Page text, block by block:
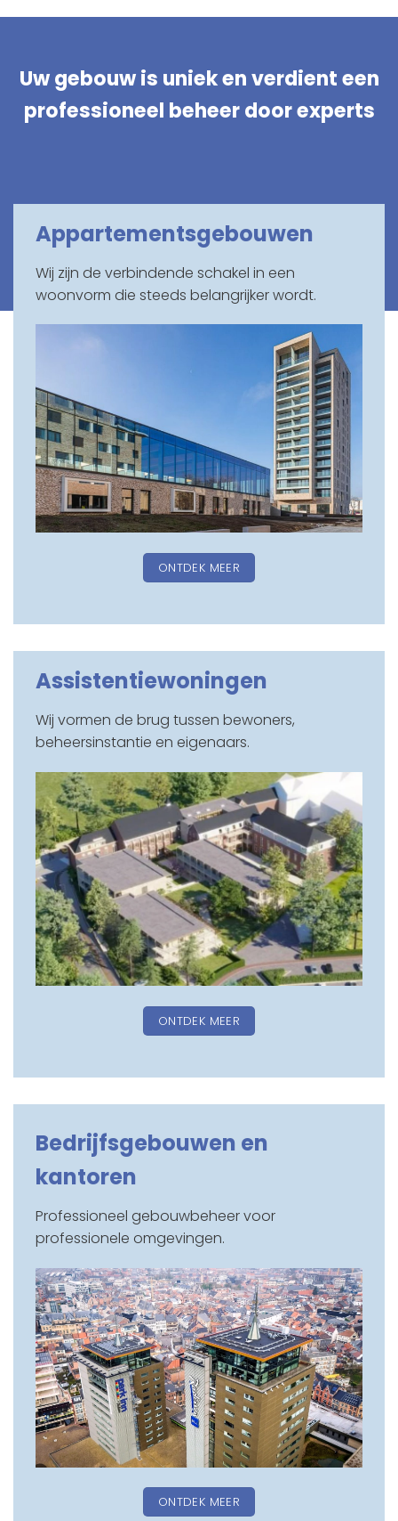
Uw gebouw is uniek en verdient een
professioneel beheer door experts
Appartementsgebouwen
Wij zijn de verbindende schakel in een
woonvorm die steeds belangrijker wordt.
ONTDEK MEER
Assistentiewoningen
Wij vormen de brug tussen bewoners,
beheersinstantie en eigenaars.
ONTDEK MEER
Bedrijfsgebouwen en
kantoren
Professioneel gebouwbeheer voor
professionele omgevingen.
ONTDEK MEER